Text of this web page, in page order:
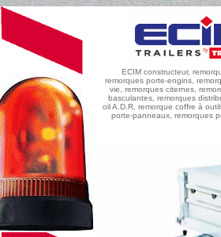
ECIM constructeur,
remorques porte-engins,
vie, remorques citernes,
basculantes, remorques
oil A.D.R, remorque coffre à
porte-panneaux, remorques